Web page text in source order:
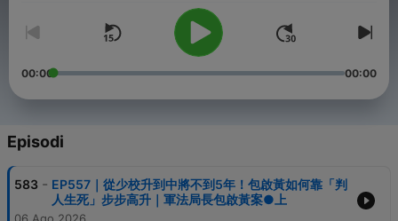
00:00 00:00
Episodi
583 - EP557｜從少校升到中將不到5年！包啟黃如何靠「判
人生死」步步高升｜軍法局長包啟黃案●上